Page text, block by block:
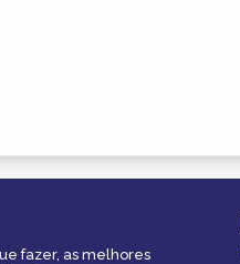
fazer, as melhores